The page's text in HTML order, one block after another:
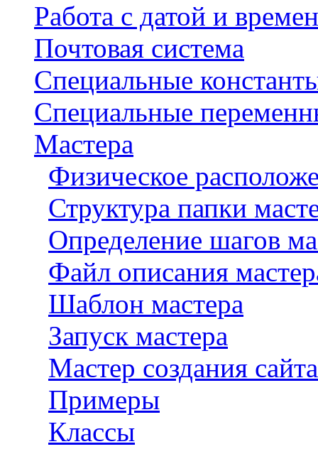
Работа с датой и
Почтовая система
Специальные
Специальные
Мастера
Физическое
Структура папки
Определение шагов
Файл описания
Шаблон мастера
Запуск мастера
Мастер создания сайта
Примеры
Классы